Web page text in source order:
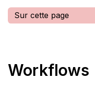
Sur cette page
Workflows